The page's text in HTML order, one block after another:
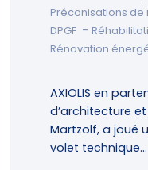
Préconisations de
DPGF
-
Rénovation
AXIOLIS en
d’architecture et
Martzolf, a joué
volet technique...